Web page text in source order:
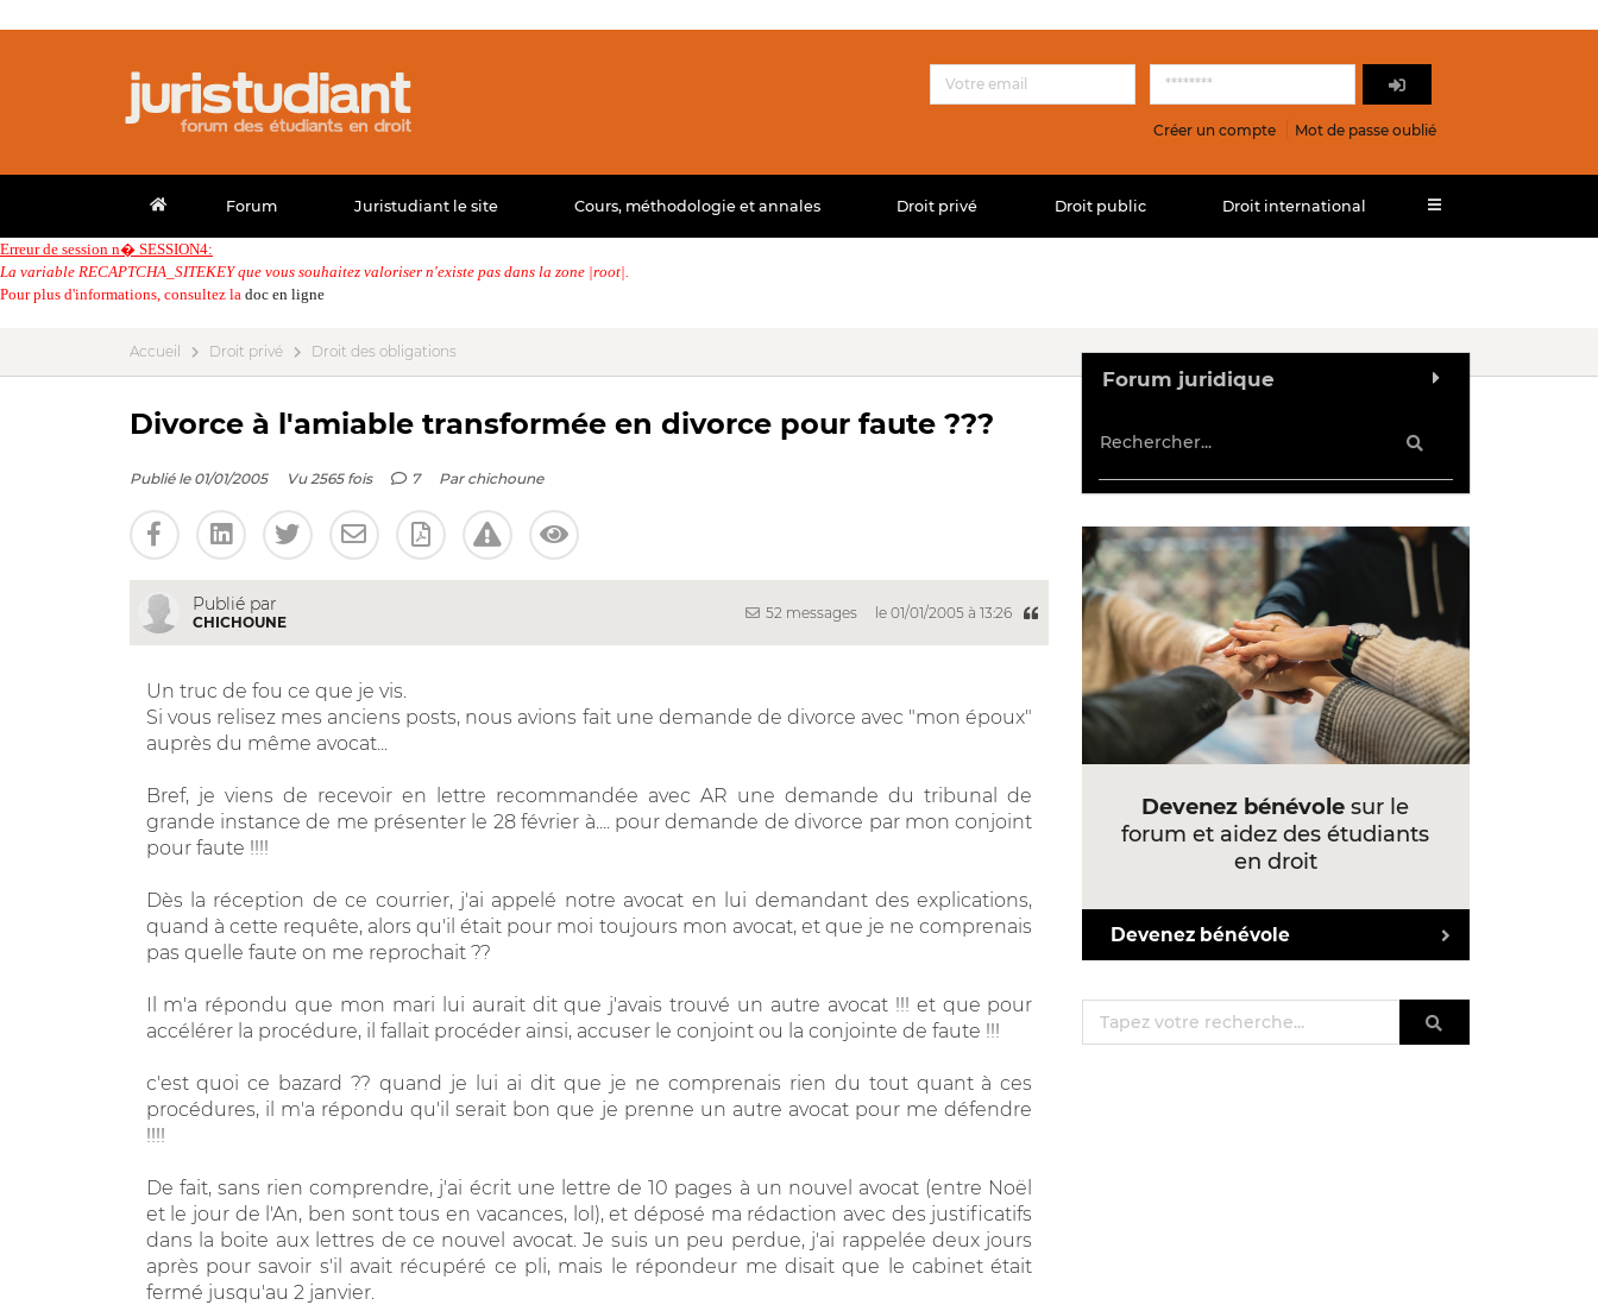
Créer un compte Mot de passe oublié
Forum Juristudiant le site Cours, méthodologie et annales Droit privé Droit public Droit international
Erreur de session n� SESSION4:
La variable RECAPTCHA_SITEKEY que vous souhaitez valoriser n'existe pas dans la zone |root|.
Pour plus d'informations, consultez la doc en ligne
Accueil Droit privé Droit des obligations
Divorce à l'amiable transformée en divorce pour faute ???
Publié le 01/01/2005 Vu 2565 fois 7 Par chichoune
Publié par
CHICHOUNE
52 messages le 01/01/2005 à 13:26
Un truc de fou ce que je vis.
Si vous relisez mes anciens posts, nous avions fait une demande de divorce avec "mon époux"
auprès du même avocat...
Bref, je viens de recevoir en lettre recommandée avec AR une demande du tribunal de
grande instance de me présenter le 28 février à.... pour demande de divorce par mon conjoint
pour faute !!!!
Dès la réception de ce courrier, j'ai appelé notre avocat en lui demandant des explications,
quand à cette requête, alors qu'il était pour moi toujours mon avocat, et que je ne comprenais
pas quelle faute on me reprochait ??
Il m'a répondu que mon mari lui aurait dit que j'avais trouvé un autre avocat !!! et que pour
accélérer la procédure, il fallait procéder ainsi, accuser le conjoint ou la conjointe de faute !!!
c'est quoi ce bazard ?? quand je lui ai dit que je ne comprenais rien du tout quant à ces
procédures, il m'a répondu qu'il serait bon que je prenne un autre avocat pour me défendre
!!!!
De fait, sans rien comprendre, j'ai écrit une lettre de 10 pages à un nouvel avocat (entre Noël
et le jour de l'An, ben sont tous en vacances, lol), et déposé ma rédaction avec des justificatifs
dans la boite aux lettres de ce nouvel avocat. Je suis un peu perdue, j'ai rappelée deux jours
après pour savoir s'il avait récupéré ce pli, mais le répondeur me disait que le cabinet était
fermé jusqu'au 2 janvier.
Forum juridique
Devenez bénévole sur le
forum et aidez des étudiants
en droit
Devenez bénévole